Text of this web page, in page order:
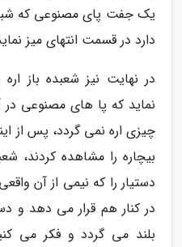
یک جفت پای مصنوعی که
دارد در قسمت انتهای میز
در نهایت نیز شعبده باز
نماید که پا های مصنوعی در
چیزی اره نمی گردد، پس از
بیچاره را مشاهده کردند،
دستیار را که نیمی از آن
در کنار هم قرار می دهد و
بلند می گردد و فکر می